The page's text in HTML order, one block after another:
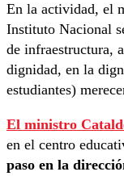
En la actividad, el
Instituto Nacional
de infraestructura,
dignidad, en la
estudiantes)
El ministro
en el centro
paso en la